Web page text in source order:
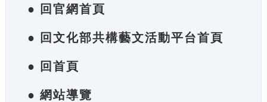
● 回官網首頁
● 回文化部共構藝文活動平台首頁
● 回首頁
● 網站導覽